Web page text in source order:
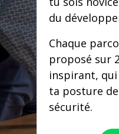
du
Chaque
proposé sur
inspirant,
ta posture
sécurité.